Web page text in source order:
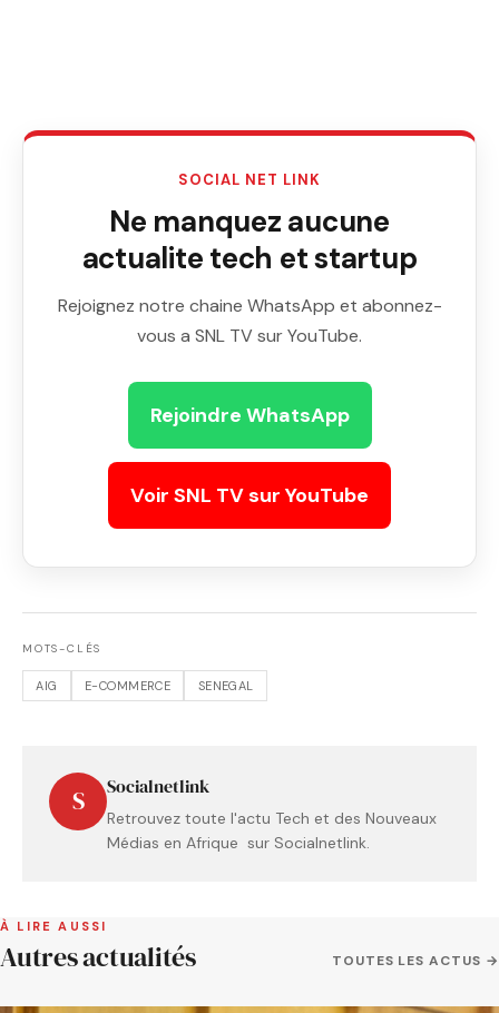
SOCIAL NET LINK
Ne manquez aucune
actualite tech et startup
Rejoignez notre chaine WhatsApp et abonnez-
vous a SNL TV sur YouTube.
Rejoindre WhatsApp
Voir SNL TV sur YouTube
MOTS-CLÉS
AIG E-COMMERCE SENEGAL
S Socialnetlink
Retrouvez toute l'actu Tech et des Nouveaux
Médias en Afrique sur Socialnetlink.
À LIRE AUSSI
Autres actualités TOUTES LES ACTUS →